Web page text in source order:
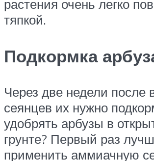
растения очень легко
тяпкой.
Подкормка
Через две недели после
сеянцев их нужно
удобрять арбузы в
грунте? Первый раз
применить аммиачную